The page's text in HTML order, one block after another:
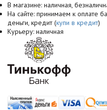
В магазине: наличная,
На сайте: принимаем к оплате
деньги, кредит (купи в кредит)
Курьеру: наличная